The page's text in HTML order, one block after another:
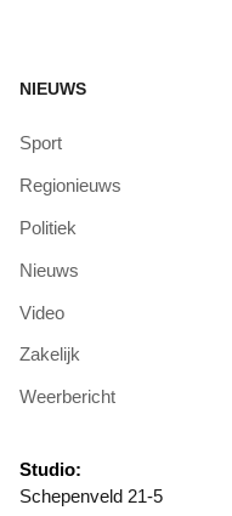
NIEUWS
Sport
Regionieuws
Politiek
Nieuws
Video
Zakelijk
Weerbericht
Studio:
Schepenveld 21-5